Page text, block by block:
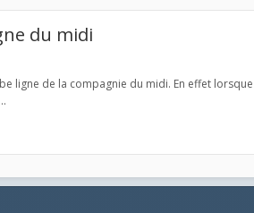
du midi
ligne de la compagnie du midi. En effet